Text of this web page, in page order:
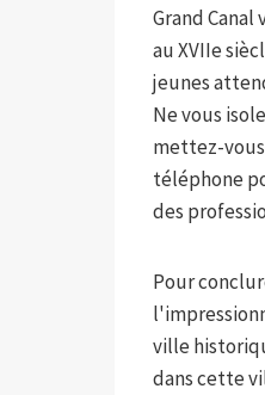
Grand
au XVIIe
jeunes
Ne vous
mettez-
téléphone
des
Pour
ville
dans cette